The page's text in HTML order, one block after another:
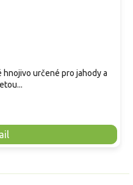
určené pro jahody a